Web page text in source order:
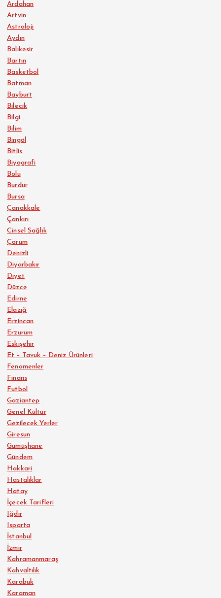
Ardahan
Artvin
Astroloji
Aydın
Balıkesir
Bartın
Basketbol
Batman
Bayburt
Bilecik
Bilgi
Bilim
Bingöl
Bitlis
Biyografi
Bolu
Burdur
Bursa
Çanakkale
Çankırı
Cinsel Sağlık
Çorum
Denizli
Diyarbakır
Diyet
Düzce
Edirne
Elazığ
Erzincan
Erzurum
Eskişehir
Et – Tavuk – Deniz Ürünleri
Fenomenler
Finans
Futbol
Gaziantep
Genel Kültür
Gezilecek Yerler
Giresun
Gümüşhane
Gündem
Hakkari
Hastalıklar
Hatay
İçecek Tarifleri
Iğdır
Isparta
İstanbul
İzmir
Kahramanmaraş
Kahvaltılık
Karabük
Karaman